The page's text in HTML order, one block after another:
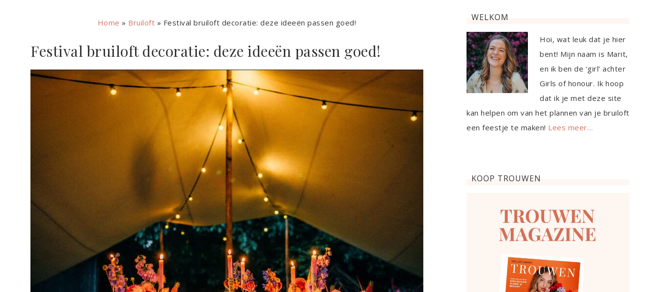
Home » Bruiloft » Festival bruiloft decoratie: deze ideeën passen goed!
Festival bruiloft decoratie: deze ideeën passen goed!
WELKOM
Hoi, wat leuk dat je hier
bent! Mijn naam is Marit,
en ik ben de ‘girl’ achter
Girls of honour. Ik hoop
dat ik je met deze site
kan helpen om van het plannen van je bruiloft
een feestje te maken! Lees meer…
KOOP TROUWEN